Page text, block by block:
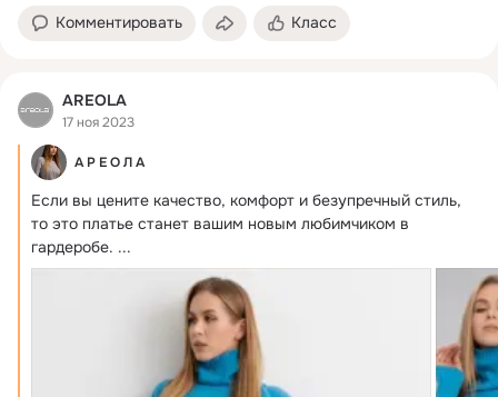
Комментировать Класс
AREOLA
17 ноя 2023
А Р Е О Л А
Если вы цените качество, комфорт и безупречный стиль,
то это платье станет вашим новым любимчиком в
гардеробе. ...